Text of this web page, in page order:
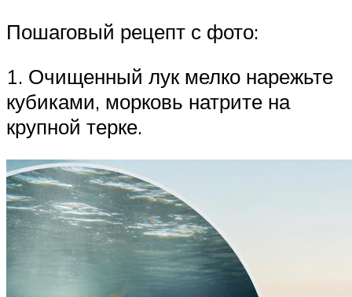
Пошаговый рецепт с фото:
1. Очищенный лук мелко нарежьте
кубиками, морковь натрите на
крупной терке.